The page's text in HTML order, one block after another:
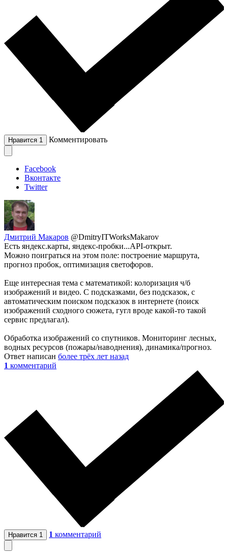
Нравится 1 Комментировать
Facebook
Вконтакте
Twitter
Дмитрий Макаров @DmitryITWorksMakarov
Есть яндекс.карты, яндекс-пробки...API-открыт.
Можно поиграться на этом поле: построение маршрута,
прогноз пробок, оптимизация светофоров.
Еще интересная тема с математикой: колоризация ч/б
изображений и видео. С подсказками, без подсказок, с
автоматическим поиском подсказок в интернете (поиск
изображений сходного сюжета, гугл вроде какой-то такой
сервис предлагал).
Обработка изображений со спутников. Мониторинг лесных,
водных ресурсов (пожары/наводнения), динамика/прогноз.
Ответ написан более трёх лет назад
1 комментарий
Нравится 1 1 комментарий